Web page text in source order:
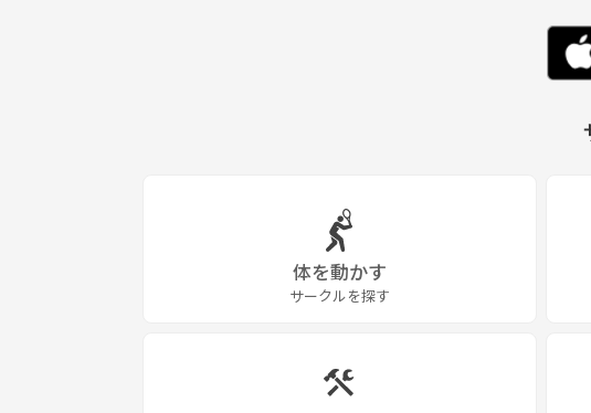
体を動かす
サークルを探す